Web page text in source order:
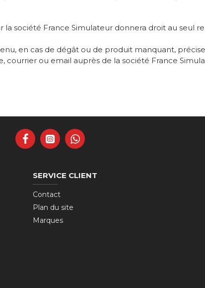
société France Simulateur donnera droit au seul
en cas de dégât ou de produit manquant,
courrier ou email auprès de la société France
SERVICE CLIENT
Contact
Plan du site
Marques